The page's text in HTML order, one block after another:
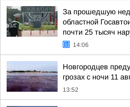
За прошедшую
областной
почти 25 тысяч
14:06
Новгородцев
грозах с ночи 11
13:52